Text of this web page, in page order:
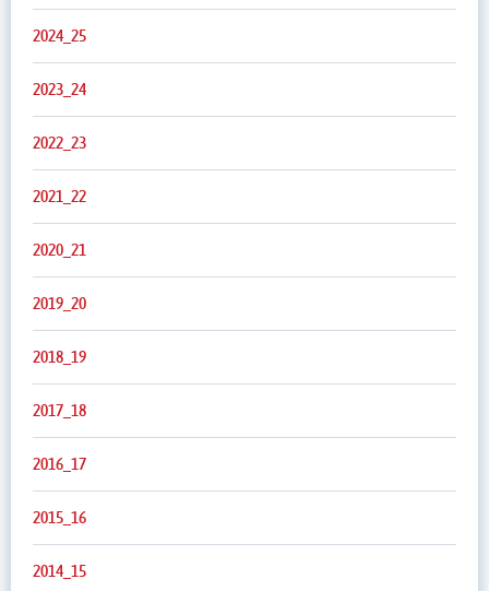
2024_25
2023_24
2022_23
2021_22
2020_21
2019_20
2018_19
2017_18
2016_17
2015_16
2014_15